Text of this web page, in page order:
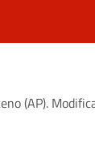
(AP).